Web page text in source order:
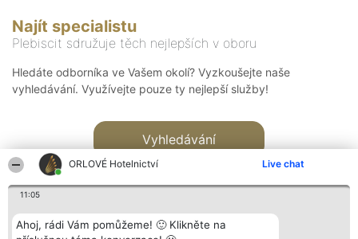
ORLOVÉ Hotelnictví Live chat
11:05
Ahoj, rádi Vám pomůžeme! 🙂 Klikněte na
Najít specialistu
Plebiscit sdružuje těch nejlepších v oboru
Hledáte odborníka ve Vašem okolí? Vyzkoušejte naše
vyhledávání. Využívejte pouze ty nejlepší služby!
Vyhledávání